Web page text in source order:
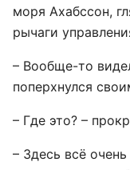
моря Ахабссон,
рычаги
– Вообще-то
поперхнулся
– Где это? –
– Здесь всё